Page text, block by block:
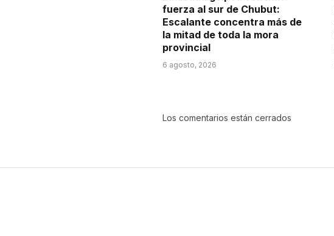
fuerza al sur de Chubut:
Escalante concentra más de
la mitad de toda la mora
provincial
6 agosto, 2026
Los comentarios están cerrados